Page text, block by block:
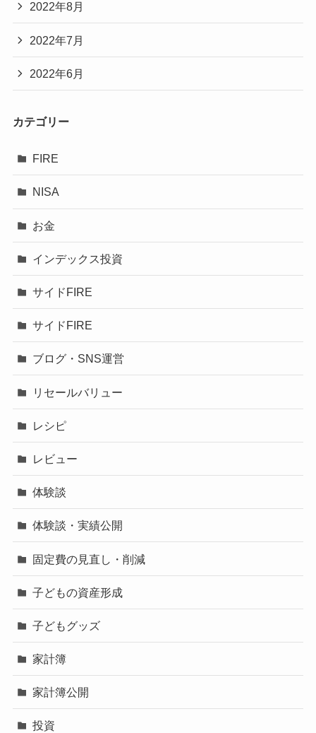
2022年8月
2022年7月
2022年6月
カテゴリー
FIRE
NISA
お金
インデックス投資
サイドFIRE
サイドFIRE
ブログ・SNS運営
リセールバリュー
レシピ
レビュー
体験談
体験談・実績公開
固定費の見直し・削減
子どもの資産形成
子どもグッズ
家計簿
家計簿公開
投資